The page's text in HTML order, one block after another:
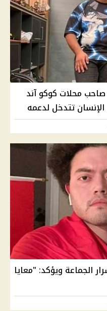
محلات كوكو آند
تتدخل لدعمه
الجماعة ويؤكد: "معايا